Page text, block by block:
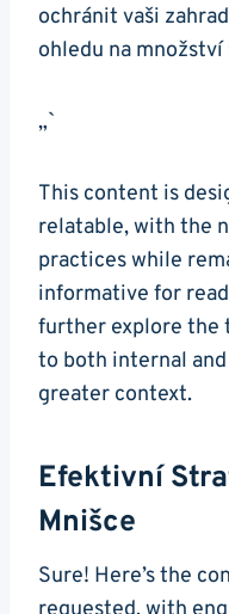
ochránit vaši
ohledu na ⁢množství
„`
This ‍content is
relatable,‍ with the‍
practices⁤ while
informative‍ for
‍further explore the
to both internal
greater context.
Efektivní
Mnišce
Sure! Here’s the